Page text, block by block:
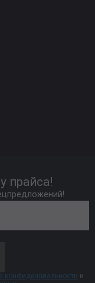
прайса!
конфиденциальности и